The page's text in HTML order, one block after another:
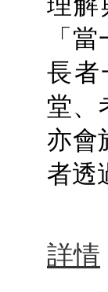
「
長者
堂、
亦會
者透
詳情